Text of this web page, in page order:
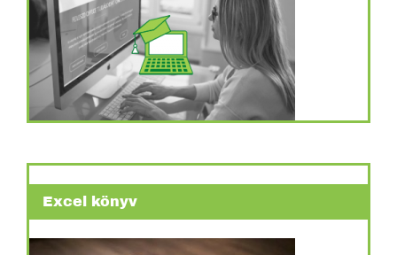
Excel könyv